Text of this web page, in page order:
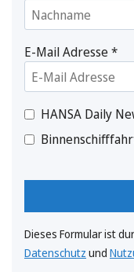
E-Mail Adresse*
HANSA Daily
Dieses Formular ist
Datenschutz und